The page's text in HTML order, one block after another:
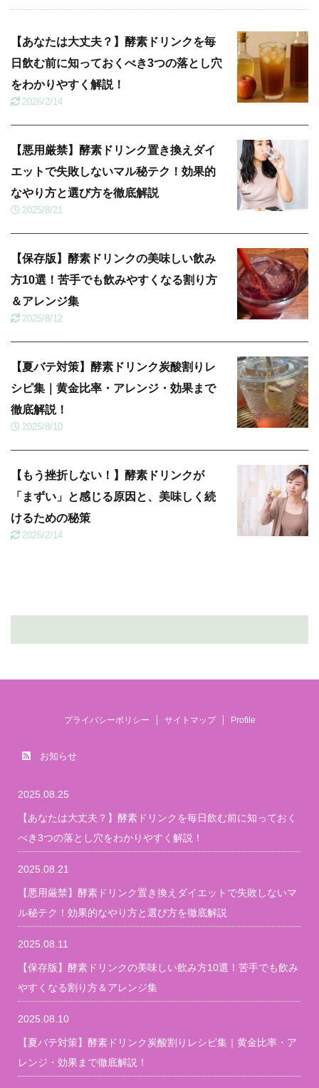
【あなたは大丈夫？】酵素ドリンクを毎
日飲む前に知っておくべき3つの落とし穴
をわかりやすく解説！
2026/2/14
【悪用厳禁】酵素ドリンク置き換えダイ
エットで失敗しないマル秘テク！効果的
なやり方と選び方を徹底解説
2025/8/21
【保存版】酵素ドリンクの美味しい飲み
方10選！苦手でも飲みやすくなる割り方
＆アレンジ集
2025/8/12
【夏バテ対策】酵素ドリンク炭酸割りレ
シピ集｜黄金比率・アレンジ・効果まで
徹底解説！
2025/8/10
【もう挫折しない！】酵素ドリンクが
「まずい」と感じる原因と、美味しく続
けるための秘策
2026/2/14
プライバシーポリシー サイトマップ Profile
お知らせ
2025.08.25
【あなたは大丈夫？】酵素ドリンクを毎日飲む前に知っておく
べき3つの落とし穴をわかりやすく解説！
2025.08.21
【悪用厳禁】酵素ドリンク置き換えダイエットで失敗しないマ
ル秘テク！効果的なやり方と選び方を徹底解説
2025.08.11
【保存版】酵素ドリンクの美味しい飲み方10選！苦手でも飲み
やすくなる割り方＆アレンジ集
2025.08.10
【夏バテ対策】酵素ドリンク炭酸割りレシピ集｜黄金比率・ア
レンジ・効果まで徹底解説！